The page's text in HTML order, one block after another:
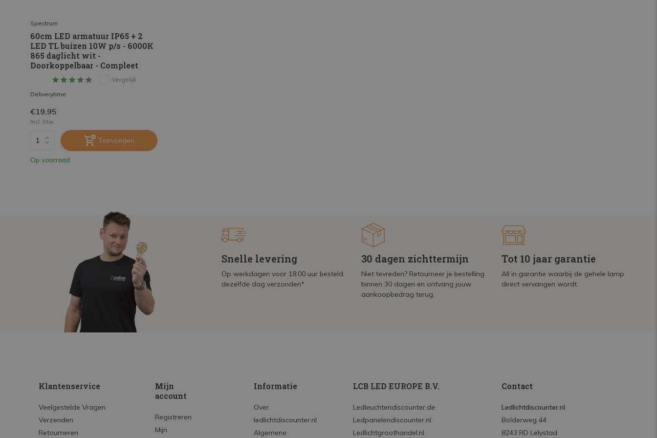
Spectrum
60cm LED armatuur IP65 + 2
LED TL buizen 10W p/s - 6000K
865 daglicht wit -
Doorkoppelbaar - Compleet
Vergelijk
Deliverytime
€19,95
Incl. btw
Toevoegen
Op voorraad
Snelle levering
Op werkdagen voor 18:00 uur besteld,
dezelfde dag verzonden*
30 dagen zichttermijn
Niet tevreden? Retourneer je bestelling
binnen 30 dagen en ontvang jouw
aankoopbedrag terug.
Tot 10 jaar garantie
All in garantie waarbij de gehele lamp
direct vervangen wordt.
Klantenservice
Veelgestelde Vragen
Verzenden
Retourneren
Mijn
account
Registreren
Mijn
Informatie
Over
ledlichtdiscounter.nl
Algemene
LCB LED EUROPE B.V.
Ledleuchtendiscounter.de
Ledpanelendiscounter.nl
Ledlichtgroothandel.nl
Contact
Ledlichtdiscounter.nl
Bolderweg 44
8243 RD Lelystad